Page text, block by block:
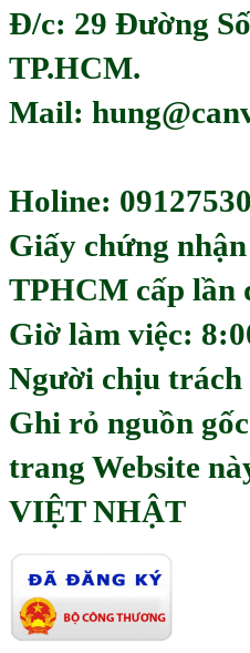
Đ/c: 29 Đường
TP.HCM.
Mail:
Holine:
Giấy chứng
TPHCM cấp lần
Giờ làm việc:
Người chịu
Ghi rỏ nguồn gốc
trang Website
VIỆT NHẬT